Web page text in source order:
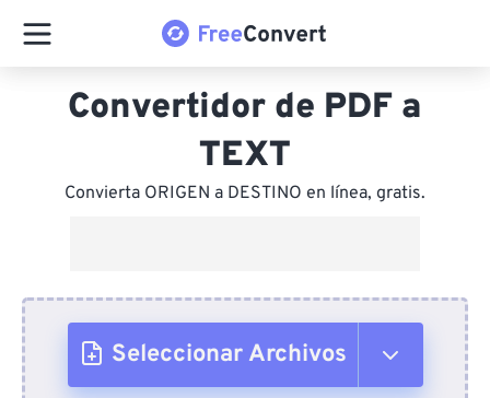
Convertidor de PDF a
TEXT
Convierta ORIGEN a DESTINO en línea, gratis.
Seleccionar Archivos